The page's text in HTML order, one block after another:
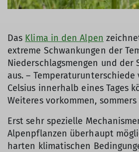
Das Klima in den Alpen
extreme Schwankungen der
Niederschlagsmengen und der
aus. – Temperaturunterschiede
Celsius innerhalb eines Tages
Weiteres vorkommen,
Erst sehr spezielle
Alpenpflanzen überhaupt
harten klimatischen